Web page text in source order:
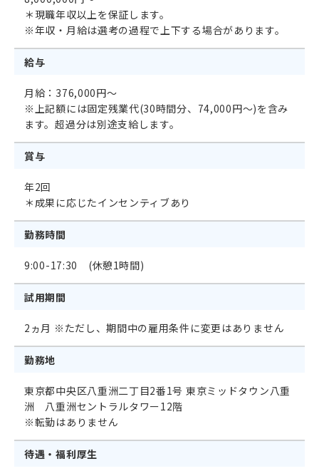
＊現職年収以上を保証します。
※年収・月給は選考の過程で上下する場合があります。
給与
月給：376,000円～
※上記額には固定残業代(30時間分、74,000円～)を含み
ます。超過分は別途支給します。
賞与
年2回
＊成果に応じたインセンティブあり
勤務時間
9:00-17:30 (休憩1時間)
試用期間
2ヵ月 ※ただし、期間中の雇用条件に変更はありません
勤務地
東京都中央区八重洲二丁目2番1号 東京ミッドタウン八重
洲 八重洲セントラルタワー12階
※転勤はありません
待遇・福利厚生